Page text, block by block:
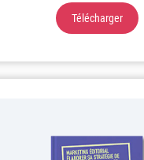
Télécharger